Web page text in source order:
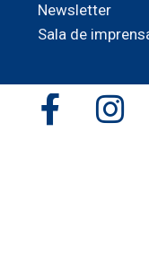
Newsletter
Sala de